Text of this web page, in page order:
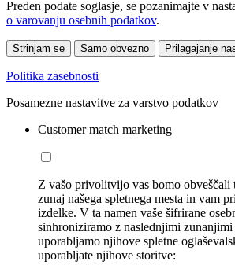
Preden podate soglasje, se pozanimajte v
o varovanju osebnih podatkov.
Strinjam se Samo obvezno Prilagajanje
Politika zasebnosti
Posamezne nastavitve za varstvo podatkov
Customer match marketing
Z vašo privolitvijo vas bomo obveščali
zunaj našega spletnega mesta in vam
izdelke. V ta namen vaše šifrirane
sinhroniziramo z naslednjimi
uporabljamo njihove spletne
uporabljate njihove storitve: